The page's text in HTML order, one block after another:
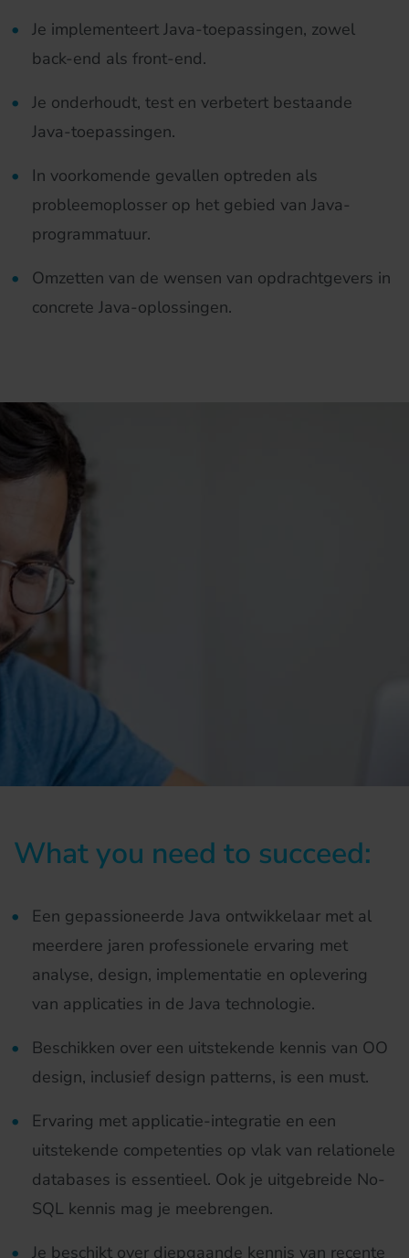
Je implementeert Java-toepassingen, zowel
back-end als front-end.
Je onderhoudt, test en verbetert bestaande
Java-toepassingen.
In voorkomende gevallen optreden als
probleemoplosser op het gebied van Java-
programmatuur.
Omzetten van de wensen van opdrachtgevers in
concrete Java-oplossingen.
What you need to succeed:
Een gepassioneerde Java ontwikkelaar met al
meerdere jaren professionele ervaring met
analyse, design, implementatie en oplevering
van applicaties in de Java technologie.
Beschikken over een uitstekende kennis van OO
design, inclusief design patterns, is een must.
Ervaring met applicatie-integratie en een
uitstekende competenties op vlak van relationele
databases is essentieel. Ook je uitgebreide No-
SQL kennis mag je meebrengen.
Je beschikt over diepgaande kennis van recente